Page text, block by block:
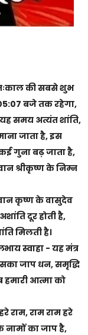
की सबसे शुभ
बजे तक रहेगा,
यह समय अत्यंत शांति,
जाता है, इस
गुना बढ़ जाता है,
श्रीकृष्ण के निम्न
कृष्ण के वासुदेव
दूर होती है,
मिलती है।
स्वाहा - यह मंत्र
जाप धन, समृद्धि
हमारी आत्मा को
राम, राम राम हरे
नामों का जाप है,